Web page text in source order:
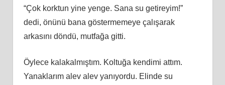
“Çok korktun yine yenge. Sana su getireyim!”
dedi, önünü bana göstermemeye çalışarak
arkasını döndü, mutfağa gitti.
Öylece kalakalmıştım. Koltuğa kendimi attım.
Yanaklarım alev alev yanıyordu. Elinde su